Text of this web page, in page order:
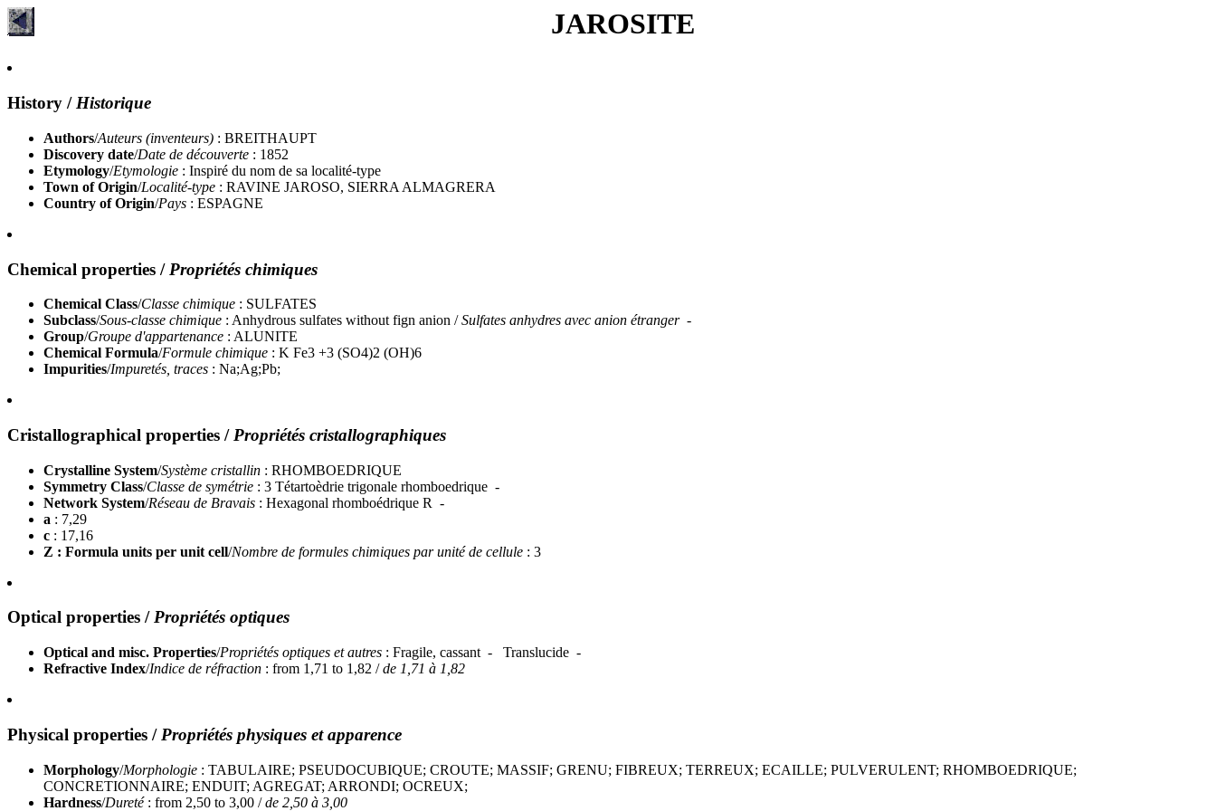
JAROSITE
History / Historique
Authors/Auteurs (inventeurs) : BREITHAUPT
Discovery date/Date de découverte : 1852
Etymology/Etymologie : Inspiré du nom de sa localité-type
Town of Origin/Localité-type : RAVINE JAROSO, SIERRA ALMAGRERA
Country of Origin/Pays : ESPAGNE
Chemical properties / Propriétés chimiques
Chemical Class/Classe chimique : SULFATES
Subclass/Sous-classe chimique : Anhydrous sulfates without fign anion /Sulfates anhydres avec anion étranger -
Group/Groupe d'appartenance : ALUNITE
Chemical Formula/Formule chimique : K Fe3 +3 (SO4)2 (OH)6
Impurities/Impuretés, traces : Na;Ag;Pb;
Cristallographical properties / Propriétés cristallographiques
Crystalline System/Système cristallin : RHOMBOEDRIQUE
Symmetry Class/Classe de symétrie : 3 Tétartoèdrie trigonale rhomboedrique -
Network System/Réseau de Bravais : Hexagonal rhomboédrique R -
a : 7,29
c : 17,16
Z : Formula units per unit cell/Nombre de formules chimiques par unité de cellule : 3
Optical properties /Propriétés optiques
Optical and misc. Properties/Propriétés optiques et autres : Fragile, cassant - Translucide -
Refractive Index/Indice de réfraction : from 1,71 to 1,82 /de 1,71 à 1,82
Physical properties / Propriétés physiques et apparence
Morphology/Morphologie : TABULAIRE; PSEUDOCUBIQUE; CROUTE; MASSIF; GRENU; FIBREUX; TERREUX; ECAILLE; PULVERULENT; RHOMBOEDRIQUE;
CONCRETIONNAIRE; ENDUIT; AGREGAT; ARRONDI; OCREUX;
Hardness/Dureté: from 2,50 to 3,00 /de 2,50 à 3,00